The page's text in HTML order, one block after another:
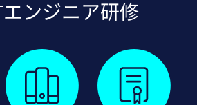
ンジニア研修